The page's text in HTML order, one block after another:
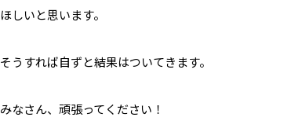
ほしいと思います。
そうすれば自ずと結果はついてきます。
みなさん、頑張ってください！